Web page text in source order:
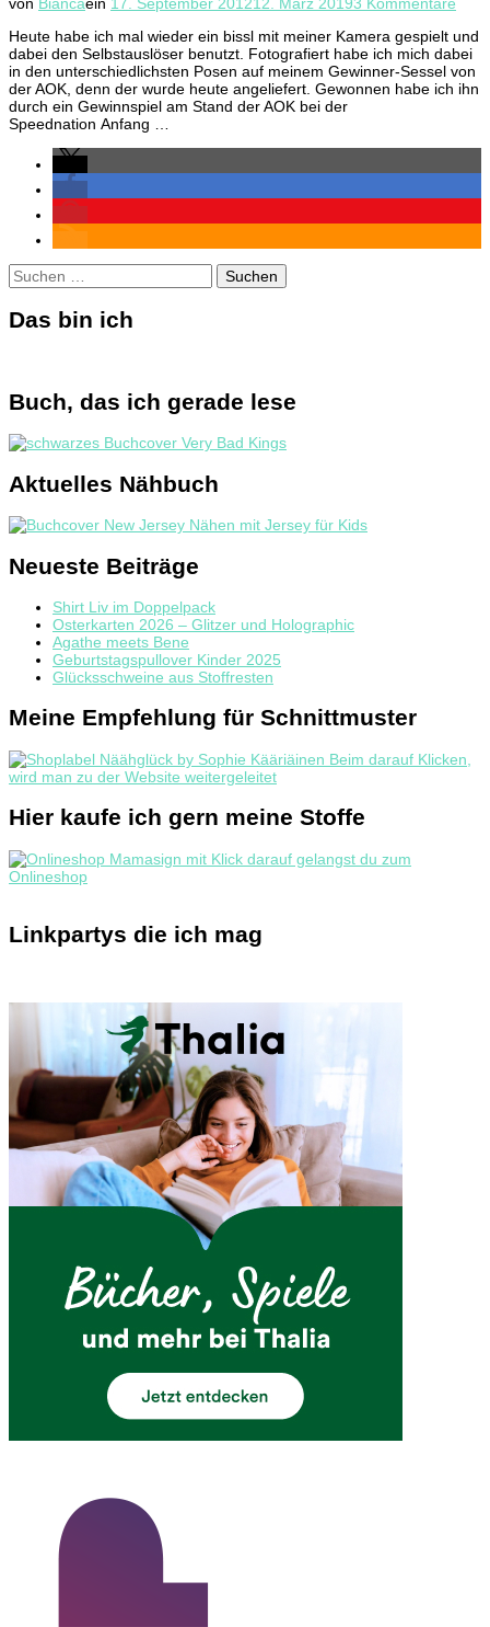
Heute habe ich mal wieder ein bissl mit meiner Kamera gespielt und
dabei den Selbstauslöser benutzt. Fotografiert habe ich mich dabei
in den unterschiedlichsten Posen auf meinem Gewinner-Sessel von
der AOK, denn der wurde heute angeliefert. Gewonnen habe ich ihn
durch ein Gewinnspiel am Stand der AOK bei der
Speednation Anfang …
Suchen
nach:
Das bin ich
Buch, das ich gerade lese
Aktuelles Nähbuch
Neueste Beiträge
Shirt Liv im Doppelpack
Osterkarten 2026 – Glitzer und Holographic
Agathe meets Bene
Geburtstagspullover Kinder 2025
Glücksschweine aus Stoffresten
Meine Empfehlung für Schnittmuster
Hier kaufe ich gern meine Stoffe
Linkpartys die ich mag